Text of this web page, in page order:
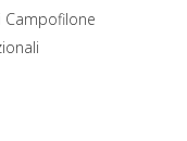
Campofilone